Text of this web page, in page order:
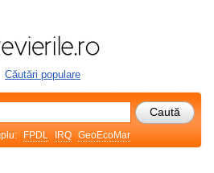
Căutări populare
FPDL IRQ GeoEcoMar